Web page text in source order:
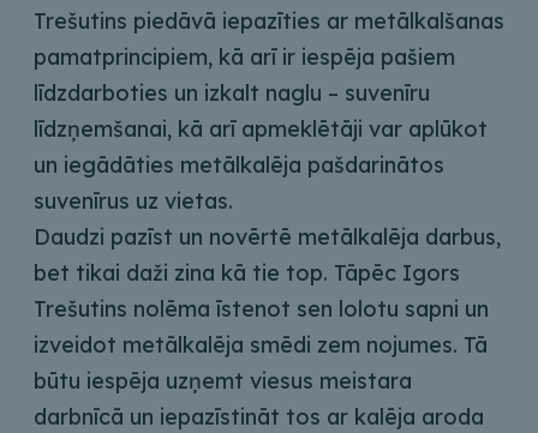
Trešutins piedāvā iepazīties ar metālkalšanas
pamatprincipiem, kā arī ir iespēja pašiem
līdzdarboties un izkalt naglu – suvenīru
līdzņemšanai, kā arī apmeklētāji var aplūkot
un iegādāties metālkalēja pašdarinātos
suvenīrus uz vietas.
Daudzi pazīst un novērtē metālkalēja darbus,
bet tikai daži zina kā tie top. Tāpēc Igors
Trešutins nolēma īstenot sen lolotu sapni un
izveidot metālkalēja smēdi zem nojumes. Tā
būtu iespēja uzņemt viesus meistara
darbnīcā un iepazīstināt tos ar kalēja aroda